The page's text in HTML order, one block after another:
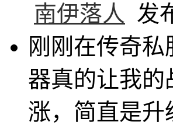
南伊落人
发
刚刚在传奇
器真的让我
涨，简直是升